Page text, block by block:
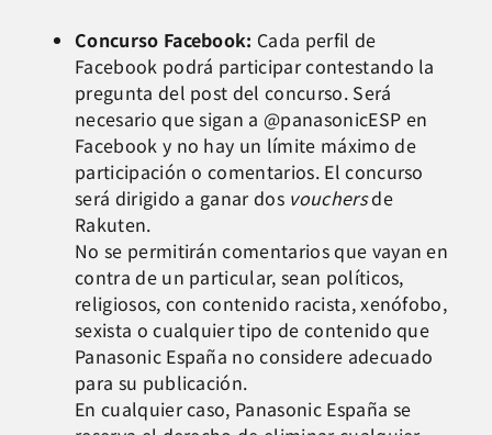
Concurso Facebook: Cada perfil de
Facebook podrá participar contestando la
pregunta del post del concurso. Será
necesario que sigan a @panasonicESP en
Facebook y no hay un límite máximo de
participación o comentarios. El concurso
será dirigido a ganar dos vouchersde
Rakuten.
No se permitirán comentarios que vayan en
contra de un particular, sean políticos,
religiosos, con contenido racista, xenófobo,
sexista o cualquier tipo de contenido que
Panasonic España no considere adecuado
para su publicación.
En cualquier caso, Panasonic España se